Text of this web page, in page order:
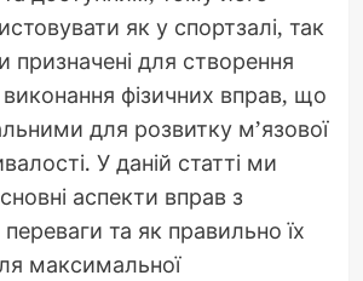
як у спортзалі, так
призначені для створення
виконання фізичних вправ, що
для розвитку м’язової
У даній статті ми
аспекти вправ з
та як правильно їх
максимальної